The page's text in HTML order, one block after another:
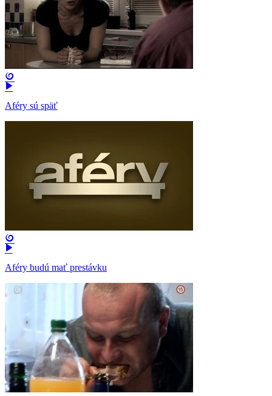
Aféry sú späť
Aféry budú mať prestávku